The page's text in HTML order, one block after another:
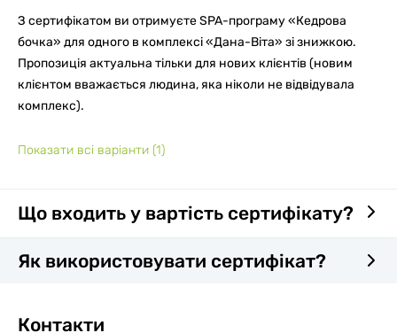
З сертифікатом ви отримуєте SPA-програму «Кедрова
бочка» для одного в комплексі «Дана-Віта» зі знижкою.
Пропозиція актуальна тільки для нових клієнтів (новим
клієнтом вважається людина, яка ніколи не відвідувала
комплекс).
Показати всі варіанти (1)
Що входить у вартість сертифікату?
Як використовувати сертифікат?
Контакти